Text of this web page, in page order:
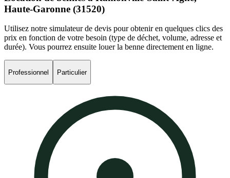
Haute-Garonne (31520)
Utilisez notre simulateur de devis pour obtenir en quelques clics des
prix en fonction de votre besoin (type de déchet, volume, adresse et
durée). Vous pourrez ensuite louer la benne directement en ligne.
Professionnel Particulier